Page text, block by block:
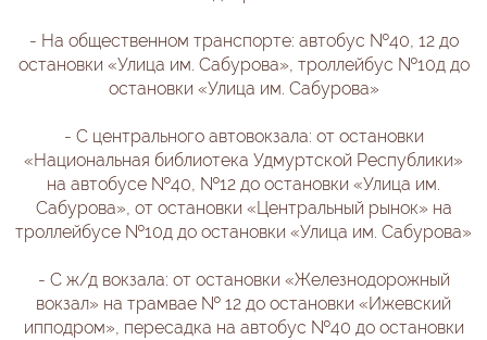
- На общественном транспорте: автобус №40, 12 до
остановки «Улица им. Сабурова», троллейбус №10д до
остановки «Улица им. Сабурова»
- С центрального автовокзала: от остановки
«Национальная библиотека Удмуртской Республики»
на автобусе №40, №12 до остановки «Улица им.
Сабурова», от остановки «Центральный рынок» на
троллейбусе №10д до остановки «Улица им. Сабурова»
- С ж/д вокзала: от остановки «Железнодорожный
вокзал» на трамвае № 12 до остановки «Ижевский
ипподром», пересадка на автобус №40 до остановки